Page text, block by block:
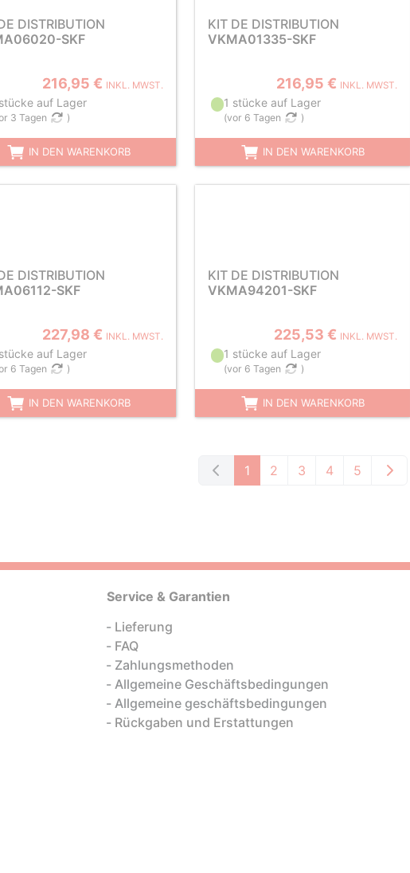
DISTRIBUTION
SKF
216,95 € INKL. MWST.
auf Lager
3 Tagen )
IN DEN WARENKORB
KIT DE DISTRIBUTION
VKMA01335-SKF
216,95 € INKL. MWST.
1 stücke auf Lager
(vor 6 Tagen )
IN DEN WARENKORB
DISTRIBUTION
SKF
227,98 € INKL. MWST.
auf Lager
6 Tagen )
IN DEN WARENKORB
KIT DE DISTRIBUTION
VKMA94201-SKF
225,53 € INKL. MWST.
1 stücke auf Lager
(vor 6 Tagen )
IN DEN WARENKORB
1 2 3 4 5
Service & Garantien
Lieferung
FAQ
Zahlungsmethoden
Allgemeine Geschäftsbedingungen
Allgemeine geschäftsbedingungen
Rückgaben und Erstattungen